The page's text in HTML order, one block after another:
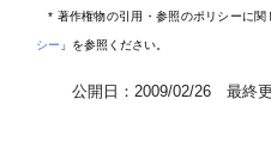
* 著作権物の引用・参照のポリシーに関
シー 」を参照ください。
公開日：2009/02/26 最終